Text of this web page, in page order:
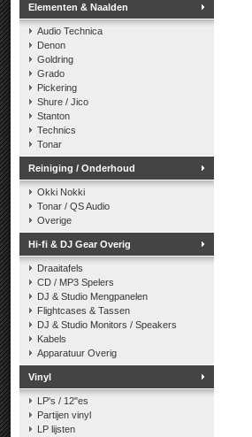
Elementen & Naalden
Audio Technica
Denon
Goldring
Grado
Pickering
Shure / Jico
Stanton
Technics
Tonar
Reiniging / Onderhoud
Okki Nokki
Tonar / QS Audio
Overige
Hi-fi & DJ Gear Overig
Draaitafels
CD / MP3 Spelers
DJ & Studio Mengpanelen
Flightcases & Tassen
DJ & Studio Monitors / Speakers
Kabels
Apparatuur Overig
Vinyl
LP's / 12"es
Partijen vinyl
LP lijsten